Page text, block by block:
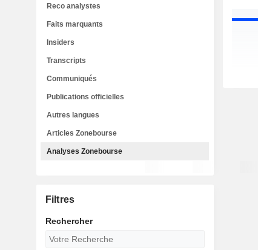
Reco analystes
Faits marquants
Insiders
Transcripts
Communiqués
Publications officielles
Autres langues
Articles Zonebourse
Analyses Zonebourse
Filtres
Rechercher